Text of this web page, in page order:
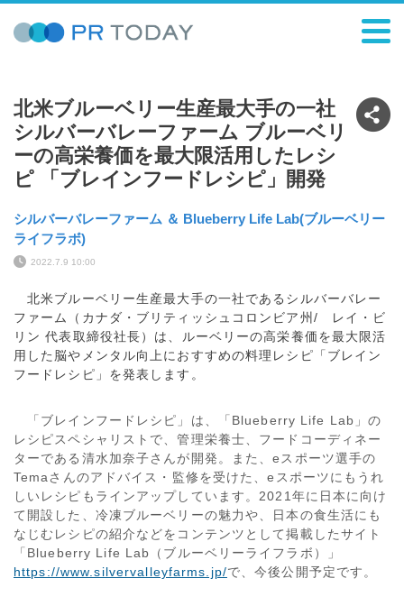
北米ブルーベリー生産最大手の一社
シルバーバレーファーム ブルーベリ
ーの高栄養価を最大限活用したレシ
ピ 「ブレインフードレシピ」開発
シルバーバレーファーム ＆ Blueberry Life Lab(ブルーベリー
ライフラボ)
2022.7.9 10:00
北米ブルーベリー生産最大手の一社であるシルバーバレー
ファーム（カナダ・ブリティッシュコロンビア州/ レイ・ビ
リン 代表取締役社長）は、ルーベリーの高栄養価を最大限活
用した脳やメンタル向上におすすめの料理レシピ「ブレイン
フードレシピ」を発表します。
「ブレインフードレシピ」は、「Blueberry Life Lab」の
レシピスペシャリストで、管理栄養士、フードコーディネー
ターである清水加奈子さんが開発。また、eスポーツ選手の
Temaさんのアドバイス・監修を受けた、eスポーツにもうれ
しいレシピもラインアップしています。2021年に日本に向け
て開設した、冷凍ブルーベリーの魅力や、日本の食生活にも
なじむレシピの紹介などをコンテンツとして掲載したサイト
「Blueberry Life Lab（ブルーベリーライフラボ）」
https://www.silvervalleyfarms.jp/で、今後公開予定です。